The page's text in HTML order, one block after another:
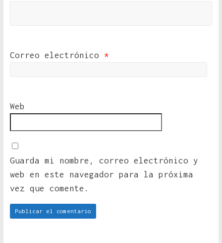
Correo electrónico *
Web
Guarda mi nombre, correo electrónico y
web en este navegador para la próxima
vez que comente.